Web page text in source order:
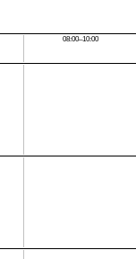
08:00–10:00